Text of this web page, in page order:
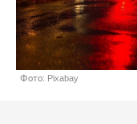
Фото: Pixabay